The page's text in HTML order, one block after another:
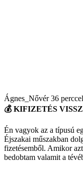
Ágnes_Nővér36
💰 KIFIZETÉS
Én vagyok az a típusú
Éjszakai műszakban
fizetésemből. Amikor
bedobtam valamit a